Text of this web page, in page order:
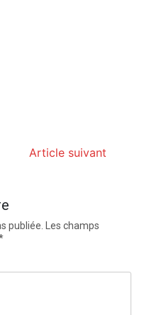
Article suivant
publiée.
Les champs